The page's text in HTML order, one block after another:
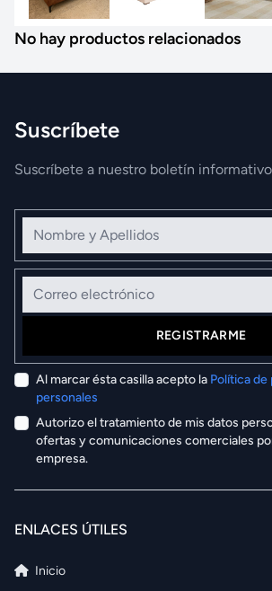
No hay productos relacionados
Suscríbete
Suscríbete a nuestro boletín informativo
Nombre y Apellidos
Correo electrónico
REGISTRARME
Al marcar ésta casilla acepto la Política
personales
Autorizo el tratamiento de mis datos
ofertas y comunicaciones comerciales
empresa.
ENLACES ÚTILES
Inicio